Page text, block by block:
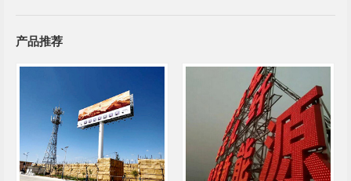
产品推荐